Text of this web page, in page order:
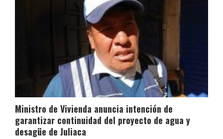
Ministro de Vivienda anuncia intención de
garantizar continuidad del proyecto de agua y
desagüe de Juliaca